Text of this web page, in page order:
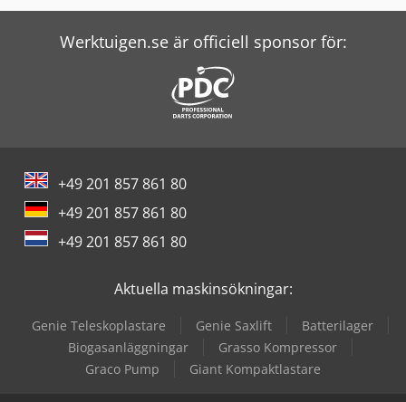
Kaeser Kompressorer
Manitou Teleskoplastare
Putzmeister Pump
Sany Grader
Screen Imagesetter
Terex Minidumper
Thwaites Minidumper
Werktuigen.se är officiell sponsor för:
+49 201 857 861 80
+49 201 857 861 80
+49 201 857 861 80
Aktuella maskinsökningar:
Genie Teleskoplastare Genie Saxlift
Batterilager
Biogasanläggningar
Grasso Kompressor
Graco Pump
Giant Kompaktlastare